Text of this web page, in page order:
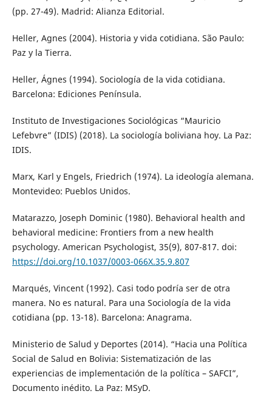
(pp. 27-49). Madrid: Alianza Editorial.
Heller, Agnes (2004). Historia y vida cotidiana. São Paulo:
Paz y la Tierra.
Heller, Ágnes (1994). Sociología de la vida cotidiana.
Barcelona: Ediciones Península.
Instituto de Investigaciones Sociológicas “Mauricio
Lefebvre” (IDIS) (2018). La sociología boliviana hoy. La Paz:
IDIS.
Marx, Karl y Engels, Friedrich (1974). La ideología alemana.
Montevideo: Pueblos Unidos.
Matarazzo, Joseph Dominic (1980). Behavioral health and
behavioral medicine: Frontiers from a new health
psychology. American Psychologist, 35(9), 807-817. doi:
https://doi.org/10.1037/0003-066X.35.9.807
Marqués, Vincent (1992). Casi todo podría ser de otra
manera. No es natural. Para una Sociología de la vida
cotidiana (pp. 13-18). Barcelona: Anagrama.
Ministerio de Salud y Deportes (2014). “Hacia una Política
Social de Salud en Bolivia: Sistematización de las
experiencias de implementación de la política – SAFCI”,
Documento inédito. La Paz: MSyD.